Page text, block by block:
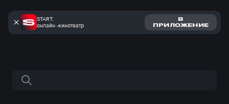
START:
онлайн -кинотеатр
В
ПРИЛОЖЕНИЕ
Поиск по сайту